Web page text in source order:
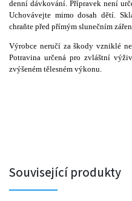
denní dávkování. Přípravek není
Uchovávejte mimo dosah dětí.
chraňte před přímým slunečním
Výrobce neručí za škody vzniklé
Potravina určená pro zvláštní
zvýšeném tělesném výkonu.
Související produkty